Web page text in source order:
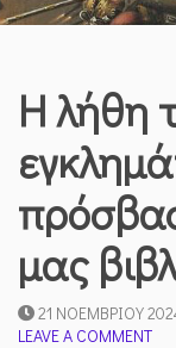
Η λήθη
μας
21 ΝΟΕΜΒΡΊΟΥ
LEAVE A COMMENTON